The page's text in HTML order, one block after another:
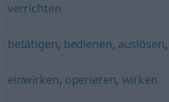
verrichten
betätigen, bedienen, auslösen,
einwirken, operieren, wirken